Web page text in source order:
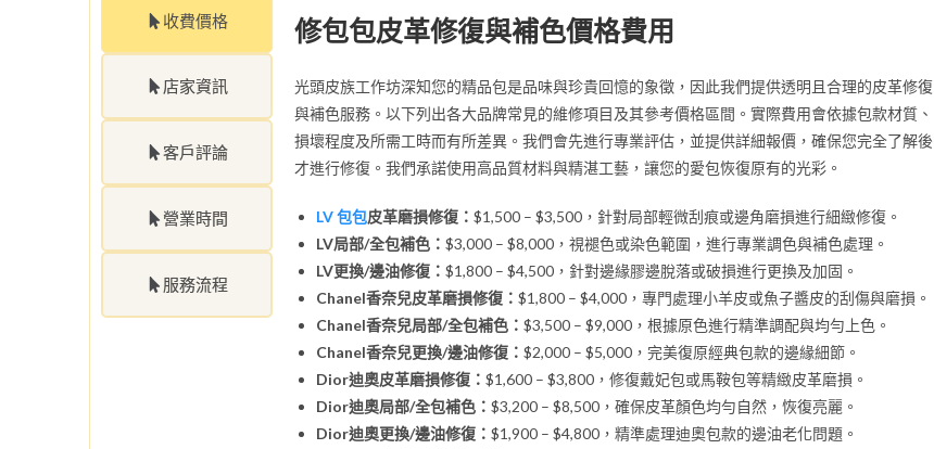
收費價格
店家資訊
客戶評論
營業時間
服務流程
修包包皮革修復與補色價格費用
光頭皮族工作坊深知您的精品包是品味與珍貴回憶的象徵，因此我們提供透明且合理的皮革修復
與補色服務。以下列出各大品牌常見的維修項目及其參考價格區間。實際費用會依據包款材質、
損壞程度及所需工時而有所差異。我們會先進行專業評估，並提供詳細報價，確保您完全了解後
才進行修復。我們承諾使用高品質材料與精湛工藝，讓您的愛包恢復原有的光彩。
LV 包包皮革磨損修復：$1,500 – $3,500，針對局部輕微刮痕或邊角磨損進行細緻修復。
LV局部/全包補色：$3,000 – $8,000，視褪色或染色範圍，進行專業調色與補色處理。
LV更換/邊油修復：$1,800 – $4,500，針對邊緣膠邊脫落或破損進行更換及加固。
Chanel香奈兒皮革磨損修復：$1,800 – $4,000，專門處理小羊皮或魚子醬皮的刮傷與磨損。
Chanel香奈兒局部/全包補色：$3,500 – $9,000，根據原色進行精準調配與均勻上色。
Chanel香奈兒更換/邊油修復：$2,000 – $5,000，完美復原經典包款的邊緣細節。
Dior迪奧皮革磨損修復：$1,600 – $3,800，修復戴妃包或馬鞍包等精緻皮革磨損。
Dior迪奧局部/全包補色：$3,200 – $8,500，確保皮革顏色均勻自然，恢復亮麗。
Dior迪奧更換/邊油修復：$1,900 – $4,800，精準處理迪奧包款的邊油老化問題。